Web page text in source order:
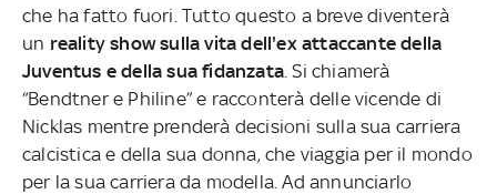
che ha fatto fuori. Tutto questo a breve diventerà
un reality show sulla vita dell'ex attaccante della
Juventus e della sua fidanzata . Si chiamerà
“Bendtner e Philine” e racconterà delle vicende di
Nicklas mentre prenderà decisioni sulla sua carriera
calcistica e della sua donna, che viaggia per il mondo
per la sua carriera da modella. Ad annunciarlo